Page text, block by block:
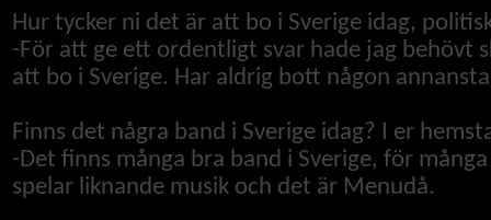
Hur tycker ni det är att bo i Sverige idag,
-För att ge ett ordentligt svar hade jag behövt
att bo i Sverige. Har aldrig bott någon
Finns det några band i Sverige idag? I er
-Det finns många bra band i Sverige, för
spelar liknande musik och det är Menudå.